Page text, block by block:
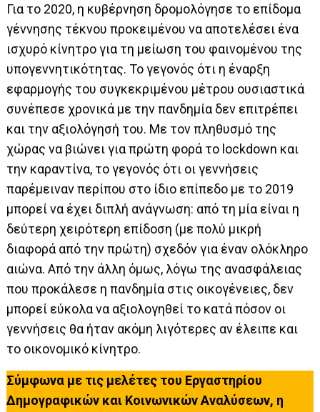
Για το 2020, η κυβέρνηση δρομολόγησε το επίδομα
γέννησης τέκνου προκειμένου να αποτελέσει ένα
ισχυρό κίνητρο για τη μείωση του φαινομένου της
υπογεννητικότητας. Το γεγονός ότι η έναρξη
εφαρμογής του συγκεκριμένου μέτρου ουσιαστικά
συνέπεσε χρονικά με την πανδημία δεν επιτρέπει
και την αξιολόγησή του. Με τον πληθυσμό της
χώρας να βιώνει για πρώτη φορά το lockdown και
την καραντίνα, το γεγονός ότι οι γεννήσεις
παρέμειναν περίπου στο ίδιο επίπεδο με το 2019
μπορεί να έχει διπλή ανάγνωση: από τη μία είναι η
δεύτερη χειρότερη επίδοση (με πολύ μικρή
διαφορά από την πρώτη) σχεδόν για έναν ολόκληρο
αιώνα. Από την άλλη όμως, λόγω της ανασφάλειας
που προκάλεσε η πανδημία στις οικογένειες, δεν
μπορεί εύκολα να αξιολογηθεί το κατά πόσον οι
γεννήσεις θα ήταν ακόμη λιγότερες αν έλειπε και
το οικονομικό κίνητρο.
Σύμφωνα με τις μελέτες του Εργαστηρίου
Δημογραφικών και Κοινωνικών Αναλύσεων, η